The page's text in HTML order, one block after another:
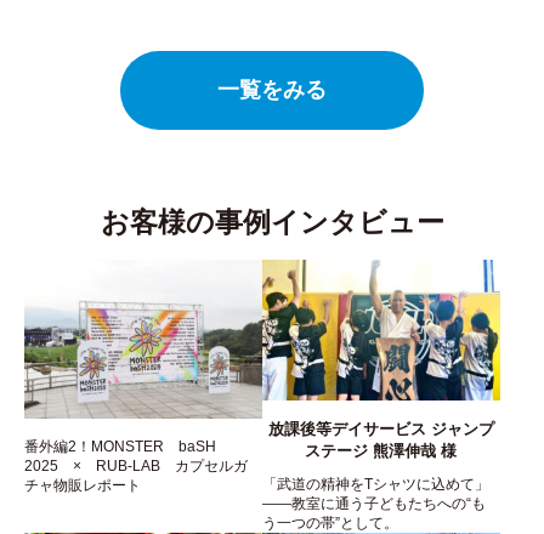
一覧をみる
お客様の事例インタビュー
番外編2！MONSTER baSH
2025 × RUB-LAB カプセルガ
チャ物販レポート
放課後等デイサービス ジャンプ
ステージ 熊澤伸哉 様
「武道の精神をTシャツに込めて」
――教室に通う子どもたちへの“も
う一つの帯”として。